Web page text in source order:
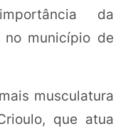
da
no município de
musculatura
que atua